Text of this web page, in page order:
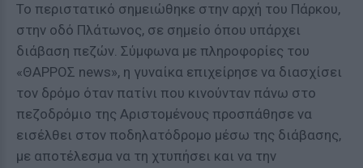
Το περιστατικό σημειώθηκε στην αρχή του Πάρκου,
στην οδό Πλάτωνος, σε σημείο όπου υπάρχει
διάβαση πεζών. Σύμφωνα με πληροφορίες του
«ΘΑΡΡΟΣ news», η γυναίκα επιχείρησε να διασχίσει
τον δρόμο όταν πατίνι που κινούνταν πάνω στο
πεζοδρόμιο της Αριστομένους προσπάθησε να
εισέλθει στον ποδηλατόδρομο μέσω της διάβασης,
με αποτέλεσμα να τη χτυπήσει και να την